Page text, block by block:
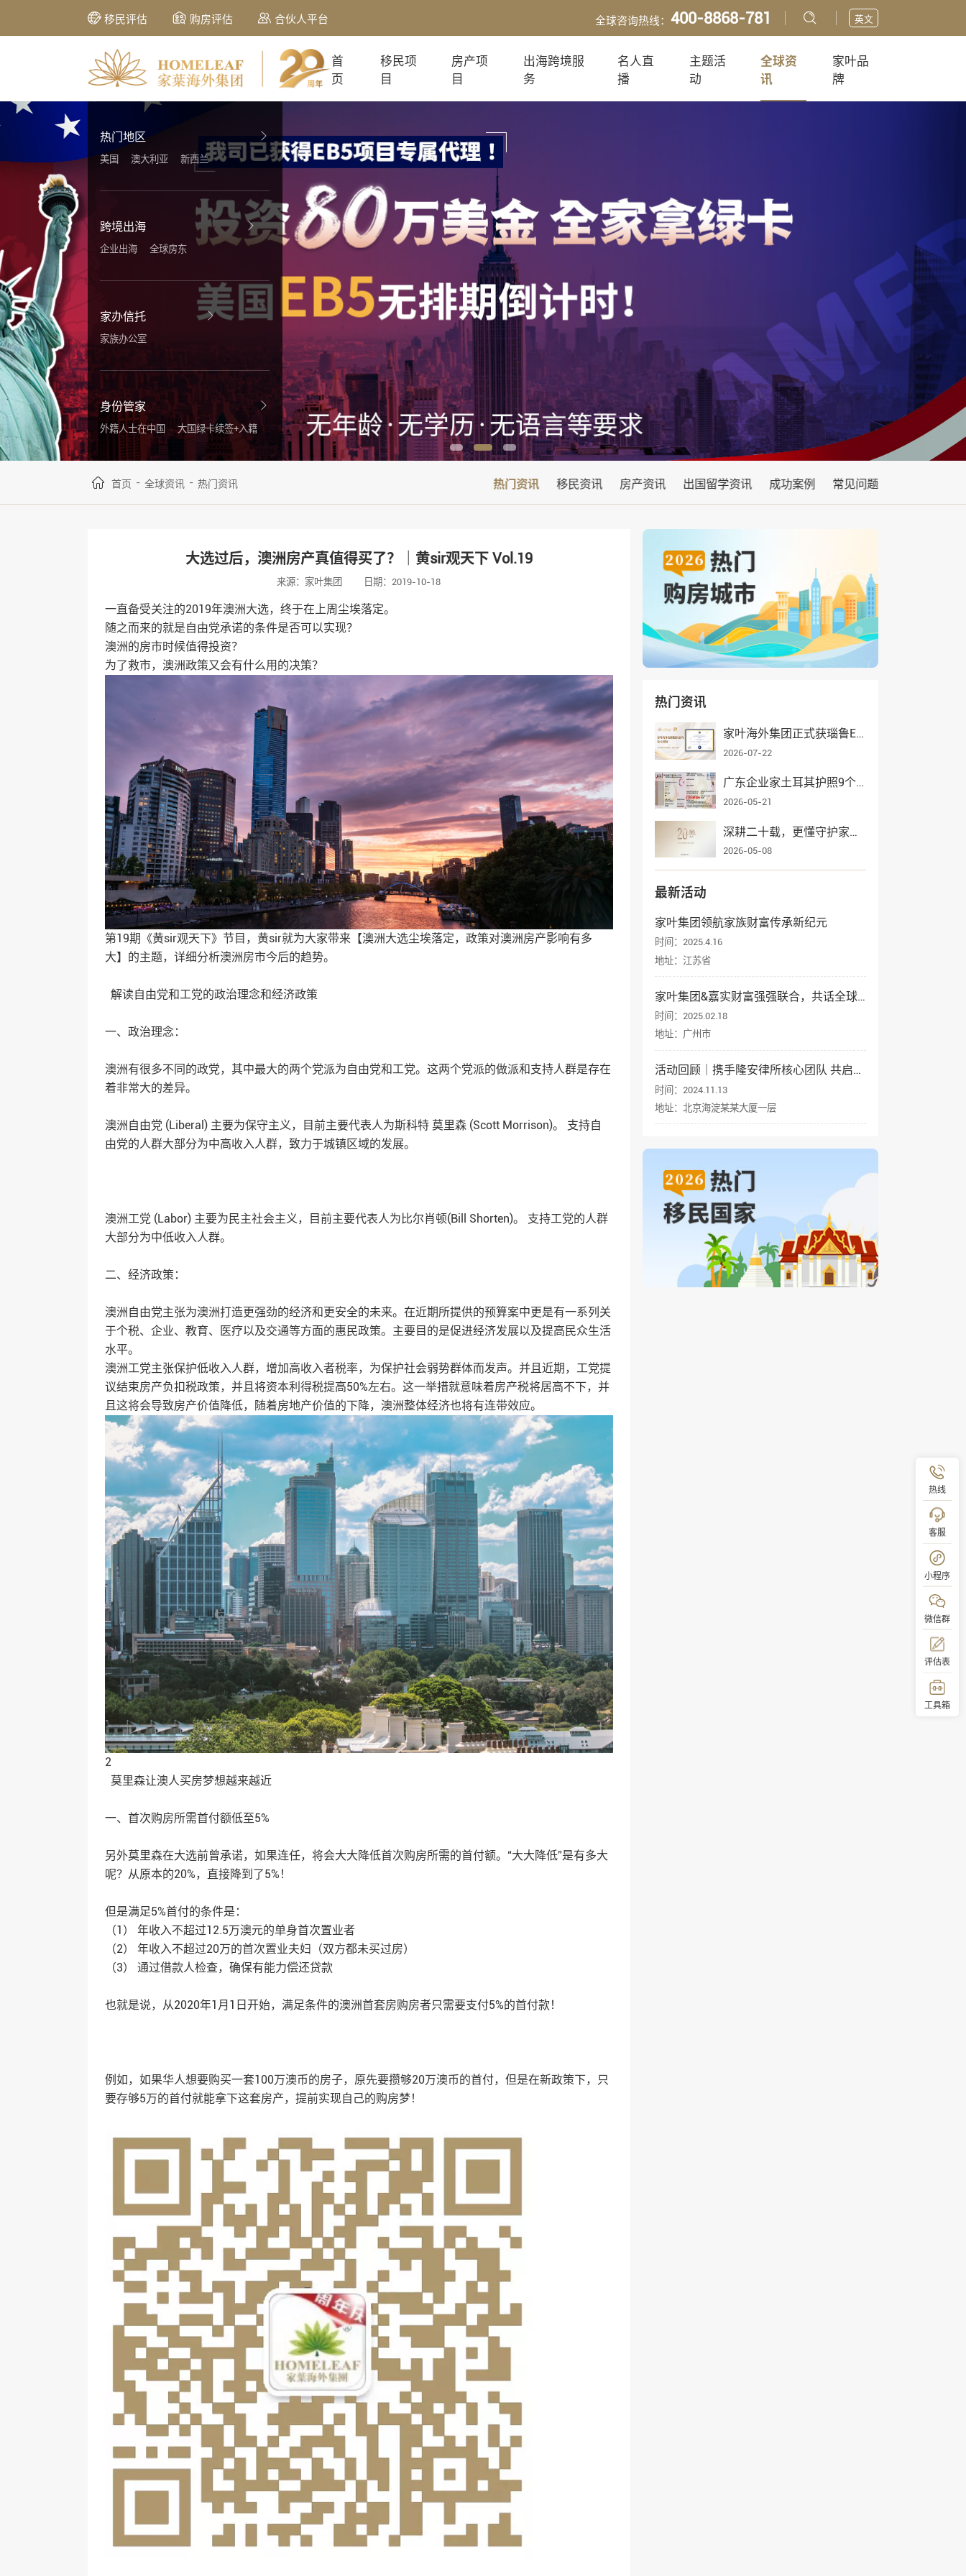
移民评估 购房评估 合伙人平台 全球咨询热线：400-8868-781 英文
首
页
移民项
目
房产项
目
出海跨境服
务
名人直
播
主题活
动
全球资
讯
家叶品
牌
热门地区
美国 澳大利亚 新西兰
跨境出海
企业出海 全球房东
家办信托
家族办公室
身份管家
外籍人士在中国 大国绿卡续签+入籍
热门资讯 移民资讯 房产资讯 出国留学资讯 成功案例 常见问题
首页 - 全球资讯 - 热门资讯
大选过后，澳洲房产真值得买了？｜黄sir观天下 Vol.19
来源：家叶集团 日期：2019-10-18
一直备受关注的2019年澳洲大选，终于在上周尘埃落定。
随之而来的就是自由党承诺的条件是否可以实现？
澳洲的房市时候值得投资？
为了救市，澳洲政策又会有什么用的决策？
第19期《黄sir观天下》节目，黄sir就为大家带来【澳洲大选尘埃落定，政策对澳洲房产影响有多
大】的主题，详细分析澳洲房市今后的趋势。
解读自由党和工党的政治理念和经济政策
一、政治理念：
澳洲有很多不同的政党，其中最大的两个党派为自由党和工党。这两个党派的做派和支持人群是存在
着非常大的差异。
澳洲自由党 (Liberal) 主要为保守主义，目前主要代表人为斯科特 莫里森 (Scott Morrison)。 支持自
由党的人群大部分为中高收入人群，致力于城镇区域的发展。
澳洲工党 (Labor) 主要为民主社会主义，目前主要代表人为比尔肖顿(Bill Shorten)。 支持工党的人群
大部分为中低收入人群。
二、经济政策：
澳洲自由党主张为澳洲打造更强劲的经济和更安全的未来。在近期所提供的预算案中更是有一系列关
于个税、企业、教育、医疗以及交通等方面的惠民政策。主要目的是促进经济发展以及提高民众生活
水平。
澳洲工党主张保护低收入人群，增加高收入者税率，为保护社会弱势群体而发声。并且近期，工党提
议结束房产负扣税政策，并且将资本利得税提高50%左右。这一举措就意味着房产税将居高不下，并
且这将会导致房产价值降低，随着房地产价值的下降，澳洲整体经济也将有连带效应。
2
莫里森让澳人买房梦想越来越近
一、首次购房所需首付额低至5%
另外莫里森在大选前曾承诺，如果连任，将会大大降低首次购房所需的首付额。“大大降低”是有多大
呢？从原本的20%，直接降到了5%！
但是满足5%首付的条件是：
（1） 年收入不超过12.5万澳元的单身首次置业者
（2） 年收入不超过20万的首次置业夫妇（双方都未买过房）
（3） 通过借款人检查，确保有能力偿还贷款
也就是说，从2020年1月1日开始，满足条件的澳洲首套房购房者只需要支付5%的首付款！
例如，如果华人想要购买一套100万澳币的房子，原先要攒够20万澳币的首付，但是在新政策下，只
要存够5万的首付就能拿下这套房产，提前实现自己的购房梦！
热门资讯
家叶海外集团正式获瑙鲁ECRCP项目官方授权，身份规划服务再添权威认证
2026-07-22
广东企业家土耳其护照9个月获批，家叶海外全流程护航一家三口入籍
2026-05-21
深耕二十载，更懂守护家业——家叶海外集团辉煌发展纪实
2026-05-08
最新活动
家叶集团领航家族财富传承新纪元
时间：2025.4.16
地址：江苏省
家叶集团&嘉实财富强强联合，共话全球资产配置与身份规划
时间：2025.02.18
地址：广州市
活动回顾｜携手隆安律所核心团队 共启企业出海新征程
时间：2024.11.13
地址：北京海淀某某大厦一层
热线
客服
小程序
微信群
评估表
工具箱